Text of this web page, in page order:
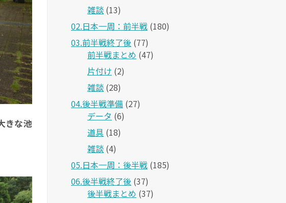
きな池
雑談 (13)
02.日本一周：前半戦 (180)
03.前半戦終了後 (77)
前半戦まとめ (47)
片付け (2)
雑談 (28)
04.後半戦準備 (27)
データ (6)
道具 (18)
雑談 (4)
05.日本一周：後半戦 (185)
06.後半戦終了後 (37)
後半戦まとめ (37)